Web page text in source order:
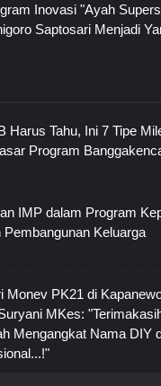
Inovasi "Ayah
Saptosari Menjadi
Harus Tahu, Ini 7 Tipe
Program
IMP dalam Program
Pembangunan Keluarga
Monev PK21 di
MKes:
Mengangkat Nama DIY